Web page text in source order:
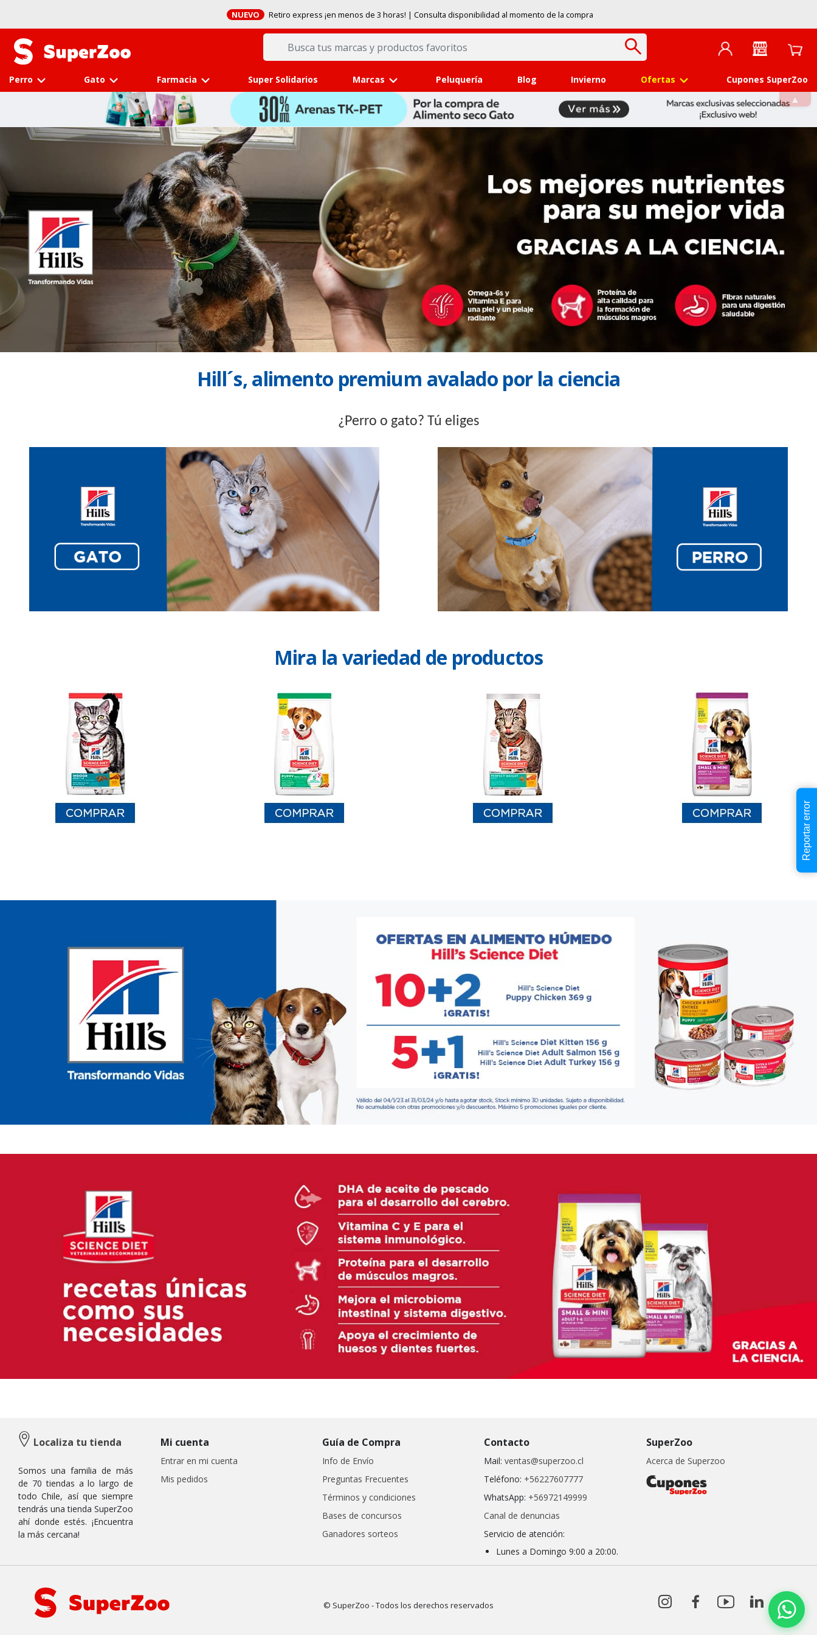
NUEVO Retiro express ¡en menos de 3 horas! | Consulta disponibilidad al momento de la compra
Perro Gato Farmacia Super Solidarios Marcas Peluquería Blog Invierno Ofertas Cupones SuperZoo
Hill´s, alimento premium avalado por la ciencia
¿Perro o gato? Tú eliges
Mira la variedad de productos​​​
Localiza tu tienda
Somos una familia de más
de 70 tiendas a lo largo de
todo Chile, así que siempre
tendrás una tienda SuperZoo
ahí donde estés. ¡Encuentra
la más cercana!
Mi cuenta
Entrar en mi cuenta
Mis pedidos
Guía de Compra
Info de Envío
Preguntas Frecuentes
Términos y condiciones
Bases de concursos
Ganadores sorteos
Contacto
Mail: ventas@superzoo.cl
Teléfono: +56227607777
WhatsApp: +56972149999
Canal de denuncias
Servicio de atención:
Lunes a Domingo 9:00 a 20:00.
SuperZoo
Acerca de Superzoo
© SuperZoo - Todos los derechos reservados
Reportar error